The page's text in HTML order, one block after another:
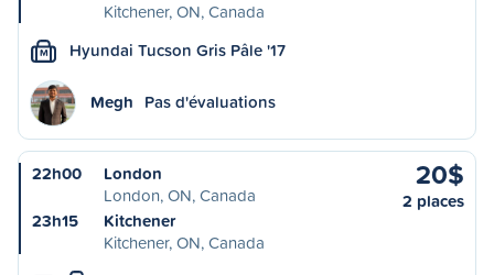
Kitchener, ON, Canada
M Hyundai Tucson Gris Pâle '17
Megh Pas d'évaluations
22h00
London
London, ON, Canada
23h15
Kitchener
Kitchener, ON, Canada
20$
2 places